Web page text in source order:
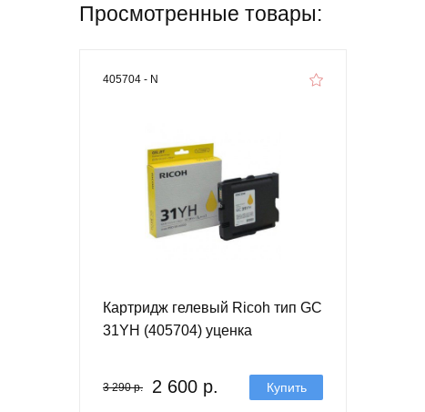
Просмотренные товары:
405704 - N
Картридж гелевый Ricoh тип GC
31YH (405704) уценка
3 290 р. 2 600 р. Купить